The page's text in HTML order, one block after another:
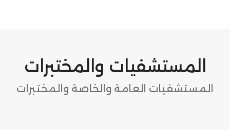
المستشفيات والمختبرات
المستشفيات العامة والخاصة والمختبرات